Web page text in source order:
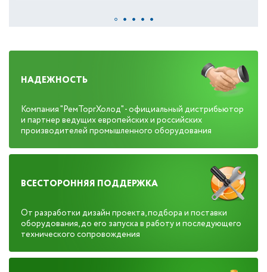
НАДЕЖНОСТЬ
Компания "РемТоргХолод" - официальный дистрибьютор
и партнер ведущих европейских и российских
производителей промышленного оборудования
ВСЕСТОРОННЯЯ ПОДДЕРЖКА
От разработки дизайн проекта, подбора и поставки
оборудования, до его запуска в работу и последующего
технического сопровождения